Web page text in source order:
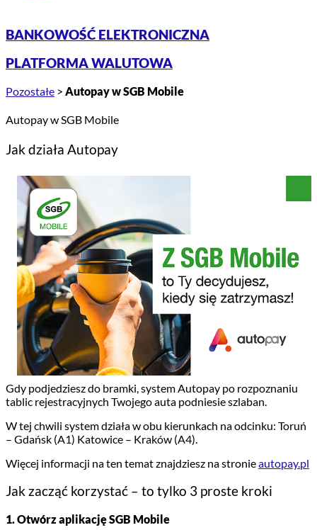
BANKOWOŚĆ ELEKTRONICZNA
PLATFORMA WALUTOWA
Pozostałe > Autopay w SGB Mobile
Autopay w SGB Mobile
Jak działa Autopay
Gdy podjedziesz do bramki, system Autopay po rozpoznaniu
tablic rejestracyjnych Twojego auta podniesie szlaban.
W tej chwili system działa w obu kierunkach na odcinku: Toruń
– Gdańsk (A1) Katowice – Kraków (A4).
Więcej informacji na ten temat znajdziesz na stronieautopay.pl
Jak zacząć korzystać – to tylko 3 proste kroki
1. Otwórz aplikację SGB Mobile